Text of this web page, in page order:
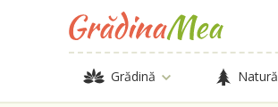
Grădină Natură